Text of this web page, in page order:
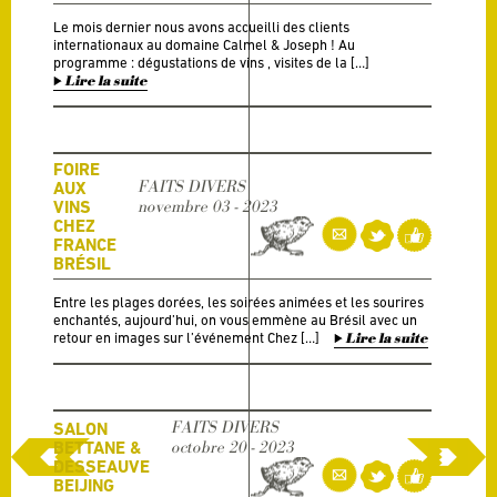
Le mois dernier nous avons accueilli des clients
internationaux au domaine Calmel & Joseph ! Au
programme : dégustations de vins , visites de la […]
Lire la suite
FOIRE
AUX
VINS
CHEZ
FRANCE
BRÉSIL
FAITS DIVERS
novembre 03 - 2023
Entre les plages dorées, les soirées animées et les sourires
enchantés, aujourd’hui, on vous emmène au Brésil avec un
retour en images sur l’événement Chez […]
Lire la suite
SALON
BETTANE &
DESSEAUVE
BEIJING
FAITS DIVERS
octobre 20 - 2023